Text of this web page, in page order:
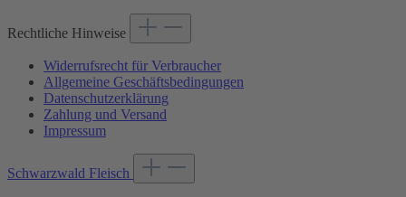
Rechtliche Hinweise
Widerrufsrecht für Verbraucher
Allgemeine Geschäftsbedingungen
Datenschutzerklärung
Zahlung und Versand
Impressum
Schwarzwald Fleisch